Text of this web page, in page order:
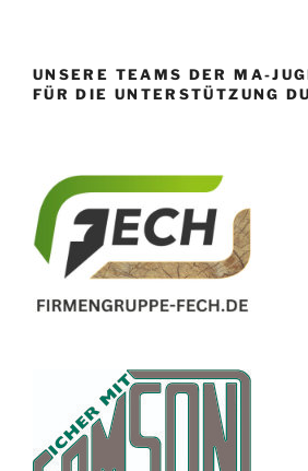
UNSERE TEAMS DER MA-
FÜR DIE UNTERSTÜTZUNG